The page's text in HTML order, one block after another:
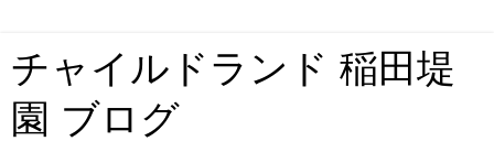
チャイルドランド 稲田堤
園 ブログ